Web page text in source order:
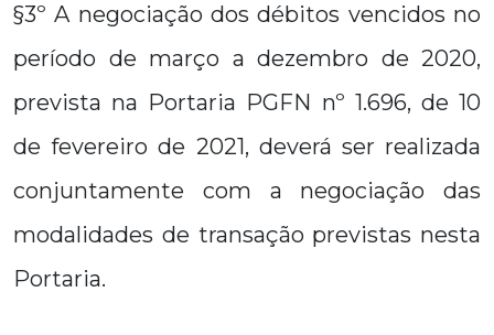
§3º A negociação dos débitos vencidos no
período de março a dezembro de 2020,
prevista na Portaria PGFN nº 1.696, de 10
de fevereiro de 2021, deverá ser realizada
conjuntamente com a negociação das
modalidades de transação previstas nesta
Portaria.